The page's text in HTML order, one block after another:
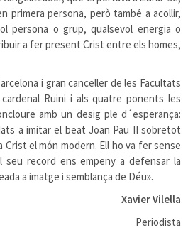
primera persona, però també a acollir,
persona o grup, qualsevol energia o
a fer present Crist entre els homes,
i gran canceller de les Facultats
Ruini i als quatre ponents les
amb un desig ple d´esperança:
a imitar el beat Joan Pau II sobretot
el món modern. Ell ho va fer sense
record ens empeny a defensar la
a imatge i semblança de Déu».
Xavier Vilella
Periodista